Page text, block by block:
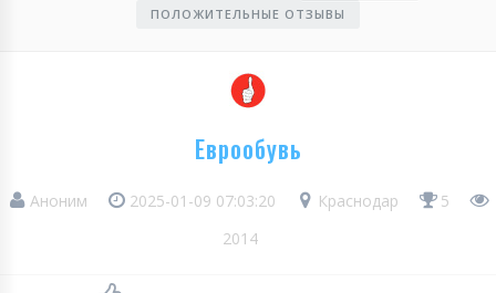
ПОЛОЖИТЕЛЬНЫЕ ОТЗЫВЫ
Еврообувь
Аноним 2025-01-09 07:03:20 Краснодар
5
2014